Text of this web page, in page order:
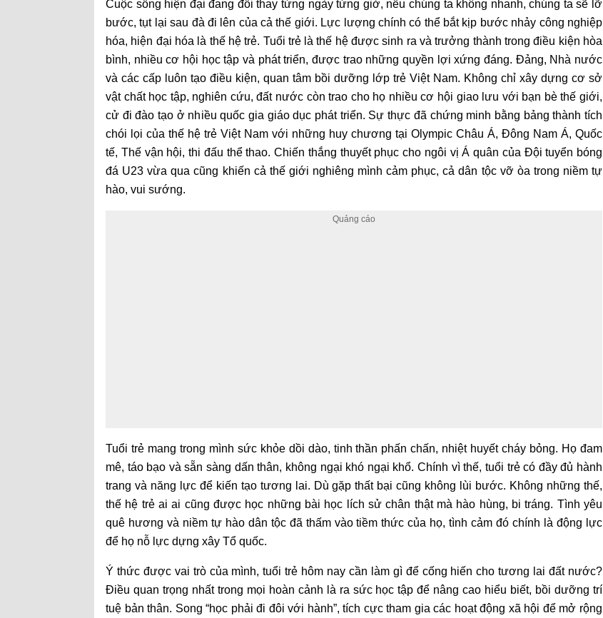
Cuộc sống hiện đại đang đổi thay từng ngày từng giờ, nếu chúng ta không nhanh, chúng ta sẽ lỡ
bước, tụt lại sau đà đi lên của cả thế giới. Lực lượng chính có thể bắt kịp bước nhảy công nghiệp
hóa, hiện đại hóa là thế hệ trẻ. Tuổi trẻ là thế hệ được sinh ra và trưởng thành trong điều kiện hòa
bình, nhiều cơ hội học tập và phát triển, được trao những quyền lợi xứng đáng. Đảng, Nhà nước
và các cấp luôn tạo điều kiện, quan tâm bồi dưỡng lớp trẻ Việt Nam. Không chỉ xây dựng cơ sở
vật chất học tập, nghiên cứu, đất nước còn trao cho họ nhiều cơ hội giao lưu với bạn bè thế giới,
cử đi đào tạo ở nhiều quốc gia giáo dục phát triển. Sự thực đã chứng minh bằng bảng thành tích
chói lọi của thế hệ trẻ Việt Nam với những huy chương tại Olympic Châu Á, Đông Nam Á, Quốc
tế, Thế vận hội, thi đấu thể thao. Chiến thắng thuyết phục cho ngôi vị Á quân của Đội tuyển bóng
đá U23 vừa qua cũng khiến cả thế giới nghiêng mình cảm phục, cả dân tộc vỡ òa trong niềm tự
hào, vui sướng.
Tuổi trẻ mang trong mình sức khỏe dồi dào, tinh thần phấn chấn, nhiệt huyết cháy bỏng. Họ đam
mê, táo bạo và sẵn sàng dấn thân, không ngại khó ngại khổ. Chính vì thế, tuổi trẻ có đầy đủ hành
trang và năng lực để kiến tạo tương lai. Dù gặp thất bại cũng không lùi bước. Không những thế,
thế hệ trẻ ai ai cũng được học những bài học lích sử chân thật mà hào hùng, bi tráng. Tình yêu
quê hương và niềm tự hào dân tộc đã thấm vào tiềm thức của họ, tình cảm đó chính là động lực
để họ nỗ lực dựng xây Tổ quốc.
Ý thức được vai trò của mình, tuổi trẻ hôm nay cần làm gì để cống hiến cho tương lai đất nước?
Điều quan trọng nhất trong mọi hoàn cảnh là ra sức học tập để nâng cao hiểu biết, bồi dưỡng trí
tuệ bản thân. Song “học phải đi đôi với hành”, tích cực tham gia các hoạt động xã hội để mở rộng